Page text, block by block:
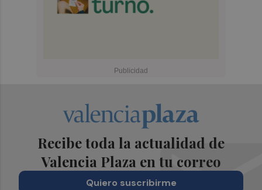
Recibe toda la actualidad de
Valencia Plaza en tu correo
Quiero suscribirme